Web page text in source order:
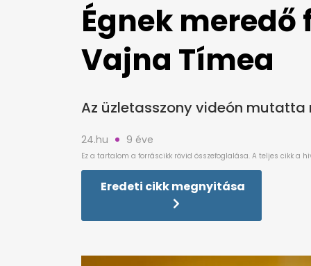
Égnek meredő
Vajna Tímea
Az üzletasszony videón
24.hu 9 éve
Eredeti cikk megnyitása